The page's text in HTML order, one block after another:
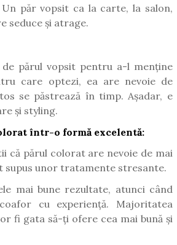
Un păr vopsit ca la carte, la salon,
seduce și atrage.
părul vopsit pentru a-l menține
care optezi, ea are nevoie de
se păstrează în timp. Așadar, e
și styling.
într-o formă excelentă:
că părul colorat are nevoie de mai
supus unor tratamente stresante.
mai bune rezultate, atunci când
cu experiență. Majoritatea
fi gata să-ți ofere cea mai bună și